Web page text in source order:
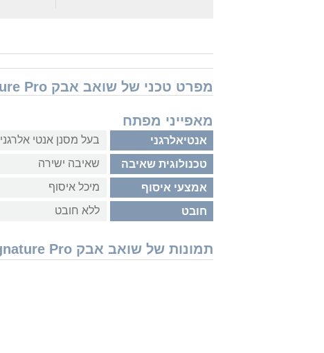
מפרט טכני של שואב אבק Neato Robotics XV Signature Pro
מאפייני מפתח
אנטיאלרגני בעל מסנן אנטי אלרגני
טכנולוגית שאיבה שאיבה ישירה
אמצעי איסוף מיכל איסוף
חובט ללא חובט
תמונות של שואב אבק Neato Robotics XV Signature Pro